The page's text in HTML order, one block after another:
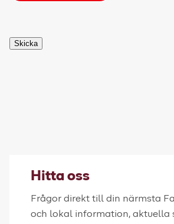
Skicka
Hitta oss
Frågor direkt till din närmsta
och lokal information, aktuella